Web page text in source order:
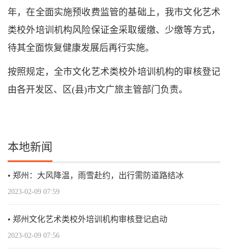
年，在全面实施预收费监管的基础上，我市文化艺术
类校外培训机构风险保证金采取缓缴、少缴等方式，
待其全面恢复健康发展后再行实施。
按照规定，全市文化艺术类校外培训机构的审核登记
由各开发区、区(县)市文广旅主管部门负责。
本地新闻
郑州：大风降温，雨雪赴约，出行需防道路结冰
2023-02-09 07:59
郑州文化艺术类校外培训机构审核登记启动
2023-02-09 07:56